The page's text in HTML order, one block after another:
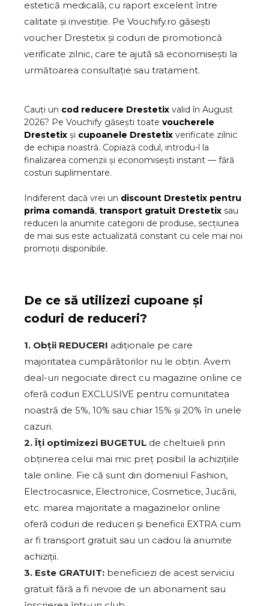
estetică medicală, cu raport excelent între
calitate și investiție. Pe Vouchify.ro găsești
voucher Drestetix și coduri de promotioncă
verificate zilnic, care te ajută să economisești la
următoarea consultație sau tratament.
Cauți un cod reducere Drestetix valid în August
2026? Pe Vouchify găsești toate voucherele
Drestetix și cupoanele Drestetix verificate zilnic
de echipa noastră. Copiază codul, introdu-l la
finalizarea comenzii și economisești instant — fără
costuri suplimentare.
Indiferent dacă vrei un discount Drestetix pentru
prima comandă, transport gratuit Drestetix sau
reduceri la anumite categorii de produse, secțiunea
de mai sus este actualizată constant cu cele mai noi
promoții disponibile.
De ce să utilizezi cupoane și
coduri de reduceri?
1. Obții REDUCERI adiționale pe care
majoritatea cumpărătorilor nu le obțin. Avem
deal-uri negociate direct cu magazine online ce
oferă coduri EXCLUSIVE pentru comunitatea
noastră de 5%, 10% sau chiar 15% și 20% în unele
cazuri.
2. Îți optimizezi BUGETUL de cheltuieli prin
obținerea celui mai mic preț posibil la achizițiile
tale online. Fie că sunt din domeniul Fashion,
Electrocasnice, Electronice, Cosmetice, Jucării,
etc. marea majoritate a magazinelor online
oferă coduri de reduceri și beneficii EXTRA cum
ar fi transport gratuit sau un cadou la anumite
achiziții.
3. Este GRATUIT: beneficiezi de acest serviciu
gratuit fără a fi nevoie de un abonament sau